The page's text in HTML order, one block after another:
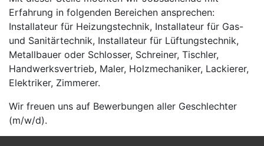
Erfahrung in folgenden Bereichen ansprechen:
Installateur für Heizungstechnik, Installateur für Gas-
und Sanitärtechnik, Installateur für Lüftungstechnik,
Metallbauer oder Schlosser, Schreiner, Tischler,
Handwerksvertrieb, Maler, Holzmechaniker, Lackierer,
Elektriker, Zimmerer.
Wir freuen uns auf Bewerbungen aller Geschlechter
(m/w/d).